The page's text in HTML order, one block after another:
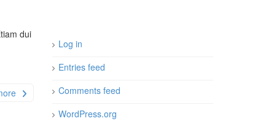
dui
Log in
Entries feed
Comments feed
WordPress.org